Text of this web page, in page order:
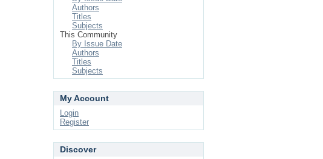
Authors
Titles
Subjects
This Community
By Issue Date
Authors
Titles
Subjects
My Account
Login
Register
Discover